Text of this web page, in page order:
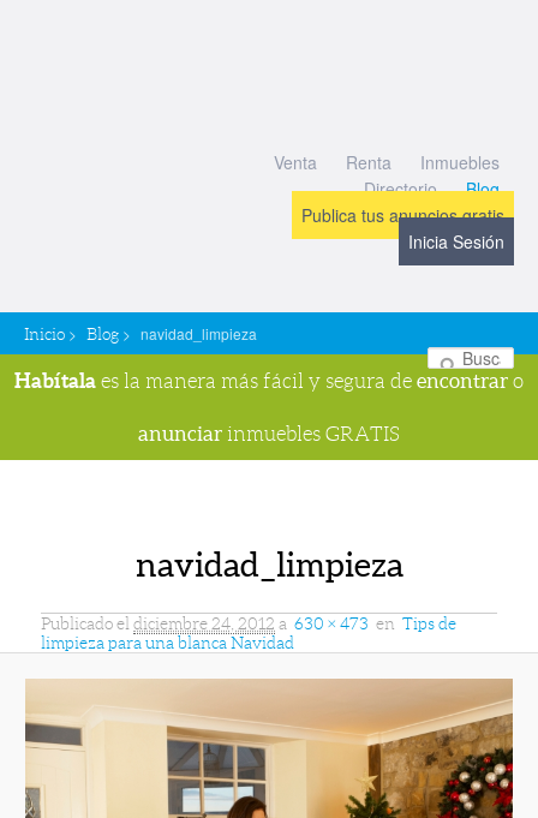
Venta Renta
Inmuebles
Directorio
Blog
Publica tus anuncios gratis
Inicia Sesión
Inicio > Blog > navidad_limpieza
Habítala es la manera más fácil y segura de encontrar o
anunciar inmuebles GRATIS
navidad_limpieza
Publicado el diciembre 24, 2012 a 630 × 473 en Tips de
limpieza para una blanca Navidad